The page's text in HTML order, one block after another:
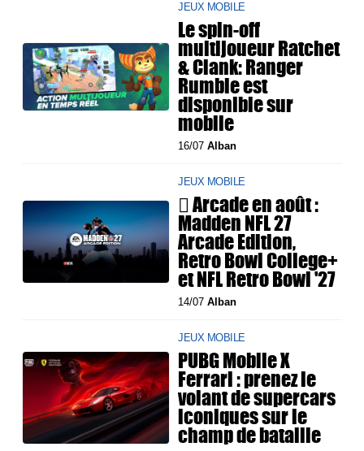
JEUX MOBILE
Le spin-off
multijoueur Ratchet
& Clank: Ranger
Rumble est
disponible sur
mobile
16/07Alban
JEUX MOBILE
 Arcade en août :
Madden NFL 27
Arcade Edition,
Retro Bowl College+
et NFL Retro Bowl '27
14/07Alban
JEUX MOBILE
PUBG Mobile X
Ferrari : prenez le
volant de supercars
iconiques sur le
champ de bataille